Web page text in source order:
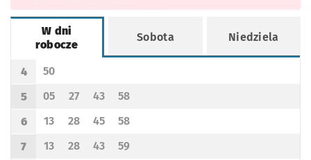
W dni
robocze
Sobota Niedziela
Rozkład jazdy -
Godzina odjazdu
4
Odjazd
50
minut po godzinie 4
Godzina odjazdu
5
Odjazd
05
minut po godzinie 5
Odjazd
27
minut po godzinie 5
Odjazd
43
minut po godzinie 5
Odjazd
58
minut po godzinie 5
Godzina odjazdu
6
Odjazd
13
minut po godzinie 6
Odjazd
28
minut po godzinie 6
Odjazd
45
minut po godzinie 6
Odjazd
58
minut po godzinie 6
Godzina odjazdu
7
Odjazd
13
minut po godzinie 7
Odjazd
28
minut po godzinie 7
Odjazd
43
minut po godzinie 7
Odjazd
59
minut po godzinie 7